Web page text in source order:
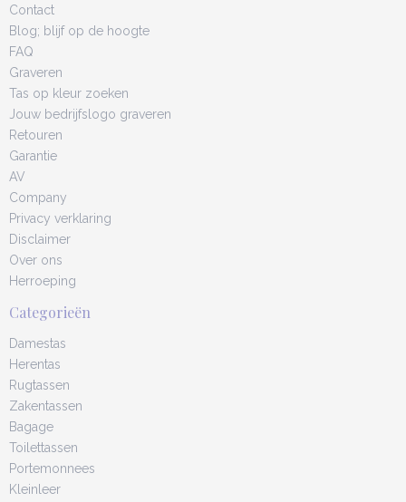
Contact
Blog; blijf op de hoogte
FAQ
Graveren
Tas op kleur zoeken
Jouw bedrijfslogo graveren
Retouren
Garantie
AV
Company
Privacy verklaring
Disclaimer
Over ons
Herroeping
Categorieën
Damestas
Herentas
Rugtassen
Zakentassen
Bagage
Toilettassen
Portemonnees
Kleinleer